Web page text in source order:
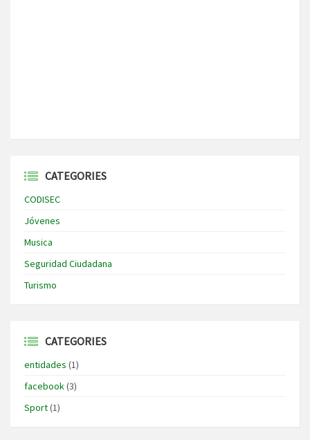
CATEGORIES
CODISEC
Jóvenes
Musica
Seguridad Ciudadana
Turismo
CATEGORIES
entidades (1)
facebook(3)
Sport(1)